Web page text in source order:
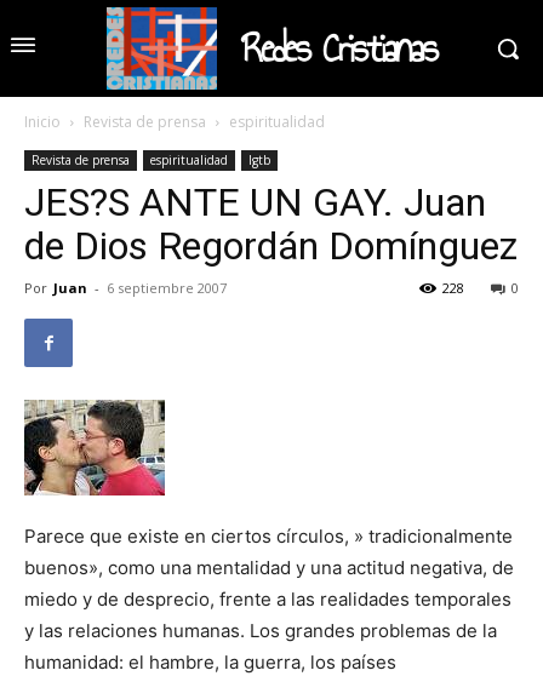
Redes Cristianas
Inicio Revista de prensa espiritualidad
Revista de prensa espiritualidad lgtb
JES?S ANTE UN GAY. Juan
de Dios Regordán Domínguez
Por Juan - 6 septiembre 2007 0
228
Parece que existe en ciertos círculos, » tradicionalmente
buenos», como una mentalidad y una actitud negativa, de
miedo y de desprecio, frente a las realidades temporales
y las relaciones humanas. Los grandes problemas de la
humanidad: el hambre, la guerra, los países